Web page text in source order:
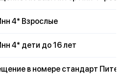
ч. Прощание с гидом. До
№17 и поезд № 091 или в
4* Взрослые
4* дети до 16 лет
в номере стандарт Питер